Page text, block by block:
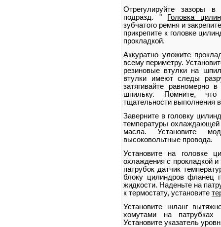
Отрегулируйте зазоры
подразд. " Головка
зубчатого ремня и
прикрепите к головке
прокладкой.
Аккуратно уложите
всему периметру.
резиновые втулки на
втулки имеют следы
затягивайте
шпильку. Помните, что
тщательности выполнения
Заверните в головку
температуры охлаждающей
масла. Установите
высоковольтные провода.
Установите на головке
охлаждения с прокладкой и
патрубок датчик
блоку цилиндров фланец
жидкости. Наденьте на
к термостату, установите
Установите шланг
хомутами на
Установите указатель